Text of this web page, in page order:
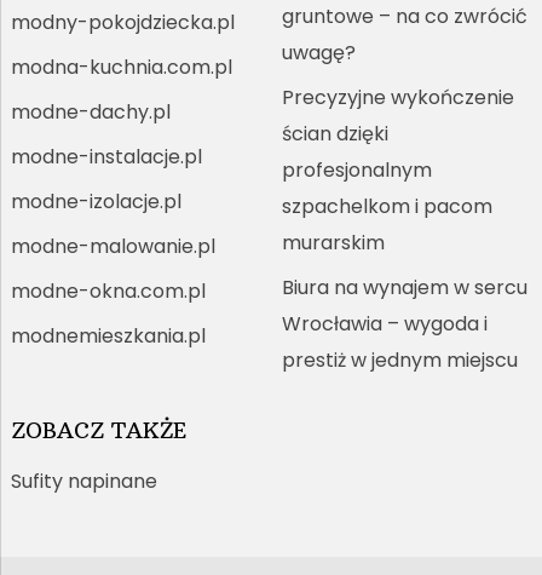
modny-pokojdziecka.pl
modna-kuchnia.com.pl
modne-dachy.pl
modne-instalacje.pl
modne-izolacje.pl
modne-malowanie.pl
modne-okna.com.pl
modnemieszkania.pl
gruntowe – na co zwrócić
uwagę?
Precyzyjne wykończenie
ścian dzięki
profesjonalnym
szpachelkom i pacom
murarskim
Biura na wynajem w sercu
Wrocławia – wygoda i
prestiż w jednym miejscu
ZOBACZ TAKŻE
Sufity napinane